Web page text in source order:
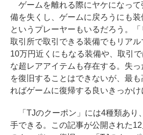
ゲームを離れる際にヤケになって
備を失くし、ゲームに戻ろうにも
というプレーヤーもいるだろう。
取引所で取引できる装備でもリア
10万円近くにもなる装備や、取引
な超レアアイテムも存在する。失
を復旧することはできないが、最
ればゲームに復帰する良いきっかけ
「TJのクーポン」には4種類あり
手できる。この記事が公開された